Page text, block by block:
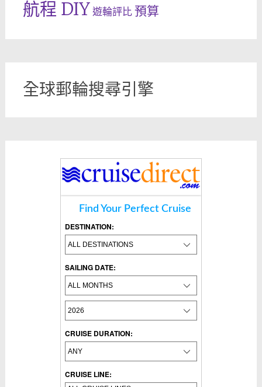
航程 DIY遊輪評比預算
全球郵輪搜尋引擎
Find Your Perfect Cruise
DESTINATION:
SAILING DATE:
CRUISE DURATION:
CRUISE LINE: